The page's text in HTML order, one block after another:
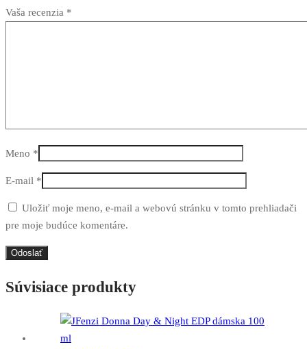
Vaša recenzia *
Meno *
E-mail *
Uložiť moje meno, e-mail a webovú stránku v tomto prehliadači
pre moje budúce komentáre.
Súvisiace produkty